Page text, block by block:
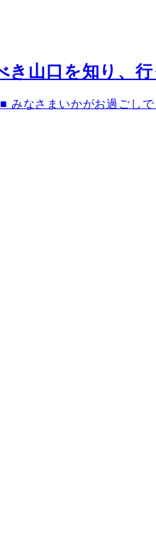
き山口を知り、
なさまいかがお過ごし